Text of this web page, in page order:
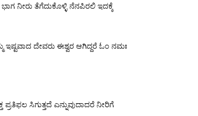
ನೀರು ತೆಗೆದುಕೊಳ್ಳಿ ನೆನಪಿರಲಿ ಇದಕ್ಕೆ
ದೇವರು ಈಶ್ವರ ಆಗಿದ್ದರೆ ಓಂ ನಮಃ
ಸಿಗುತ್ತದೆ ಎನ್ನುವುದಾದರೆ ನೀರಿಗೆ